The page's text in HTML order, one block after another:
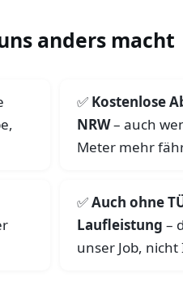
anders macht
Kostenlose
NRW– auch
Meter mehr
Auch ohne
Laufleistung –
unser Job,